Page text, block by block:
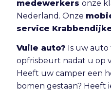
medewerkers onze
Nederland. Onze
service
Vuile auto? Is uw auto
opfrisbeurt nadat u op
Heeft uw camper een
bomen gestaan? Heeft